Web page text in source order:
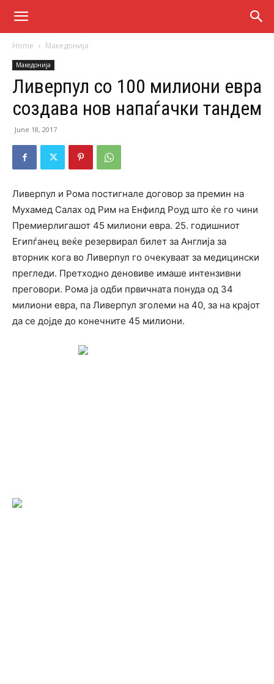
Home Македонија
Македонија
Ливерпул со 100 милиони евра
создава нов напаѓачки тандем
June 18, 2017
Ливерпул и Рома постигнале договор за премин на
Мухамед Салах од Рим на Енфилд Роуд што ќе го чини
Премиерлигашот 45 милиони евра. 25. годишниот
Египѓанец веќе резервирал билет за Англија за
вторник кога во Ливерпул го очекуваат за медицински
прегледи. Претходно деновиве имаше интензивни
преговори. Рома ја одби првичната понуда од 34
милиони евра, па Ливерпул зголеми на 40, за на крајот
да се дојде до конечните 45 милиони.